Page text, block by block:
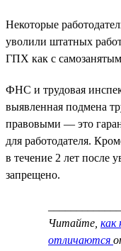
Некоторые
уволили штатных
ГПХ как с
ФНС и трудовая
выявленная подмена
правовыми — это
для работодателя.
в течение 2 лет после
запрещено.
Читайте, как
отличаются